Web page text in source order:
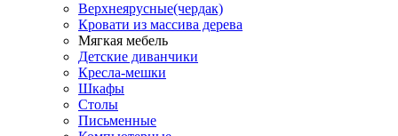
Верхнеярусные(чердак)
Кровати из массива дерева
Мягкая мебель
Детские диванчики
Кресла-мешки
Шкафы
Столы
Письменные